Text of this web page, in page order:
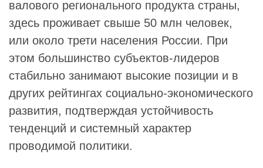
валового регионального продукта страны,
здесь проживает свыше 50 млн человек,
или около трети населения России. При
этом большинство субъектов-лидеров
стабильно занимают высокие позиции и в
других рейтингах социально-экономического
развития, подтверждая устойчивость
тенденций и системный характер
проводимой политики.